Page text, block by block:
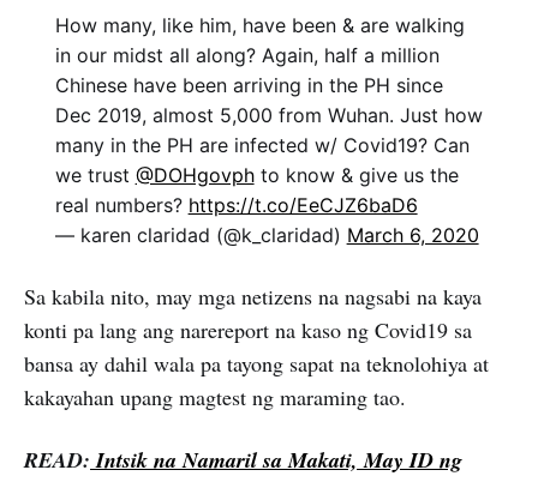
How many, like him, have been & are walking
in our midst all along? Again, half a million
Chinese have been arriving in the PH since
Dec 2019, almost 5,000 from Wuhan. Just how
many in the PH are infected w/ Covid19? Can
we trust @DOHgovphto know & give us the
real numbers? https://t.co/EeCJZ6baD6
— karen claridad (@k_claridad) March 6, 2020
Sa kabila nito, may mga netizens na nagsabi na kaya
konti pa lang ang narereport na kaso ng Covid19 sa
bansa ay dahil wala pa tayong sapat na teknolohiya at
kakayahan upang magtest ng maraming tao.
READ: Intsik na Namaril sa Makati, May ID ng